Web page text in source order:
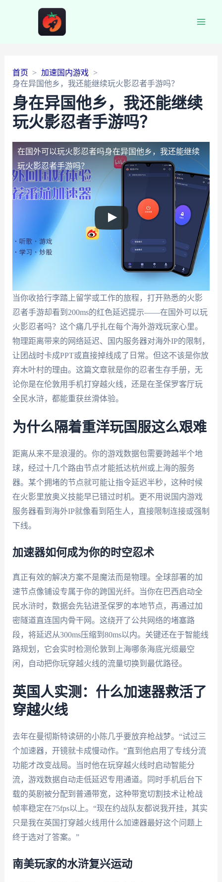
首页
加速国内游戏
身在异国他乡，我还能继续玩火影忍者手游吗？
身在异国他乡，我还能继续
玩火影忍者手游吗？
在国外可以玩火影忍者吗身在异国他乡，我还能继续
玩火影忍者手游吗？
当你收拾行李踏上留学或工作的旅程，打开熟悉的火影
忍者手游却看到200ms的红色延迟提示——在国外可以玩
火影忍者吗？这个痛几乎扎在每个海外游戏玩家心里。
物理距离带来的网络延迟、国内服务器对海外IP的限制，
让团战时卡成PPT或直接掉线成了日常。但这不该是你放
弃木叶村的理由。这篇文章就是你的忍者生存手册，无
论你是在伦敦用手机打穿越火线，还是在圣保罗客厅玩
全民水浒，都能重获丝滑体验。
为什么隔着重洋玩国服这么艰难
距离从来不是浪漫的。你的游戏数据包需要跨越半个地
球，经过十几个路由节点才能抵达杭州或上海的服务
器。某个拥堵的节点就可能让指令延迟半秒，这种时候
在火影里放奥义技能早已错过时机。更不用说国内游戏
服务器看到海外IP就像看到陌生人，直接限制连接或强制
下线。
加速器如何成为你的时空忍术
真正有效的解决方案不是魔法而是物理。全球部署的加
速节点像铺设专属于你的跨国光纤。当你在巴西启动全
民水浒时，数据会先钻进圣保罗的本地节点，再通过加
密隧道直连国内骨干网。这绕开了公共网络的堵塞路
段，将延迟从300ms压缩到80ms以内。关键还在于智能线
路规划，它会实时检测伦敦到上海哪条海底光缆最空
闲，自动把你玩穿越火线的流量切换到最优路径。
英国人实测：什么加速器救活了
穿越火线
去年在曼彻斯特读研的小陈几乎要放弃枪战梦。“试过三
个加速器，开镜就卡成慢动作。”直到他启用了专线分流
功能才改变战局。当时他在玩穿越火线时启动智能分
流，游戏数据自动走低延迟专用通道。同时手机后台下
载的英剧被分配到普通带宽，这种带宽切割技术让枪战
帧率稳定在75fps以上。“现在约战队友都说我开挂，其实
只是我在英国打穿越火线用什么加速器最好这个问题上
终于选对了答案。”
南美玩家的水浒复兴运动